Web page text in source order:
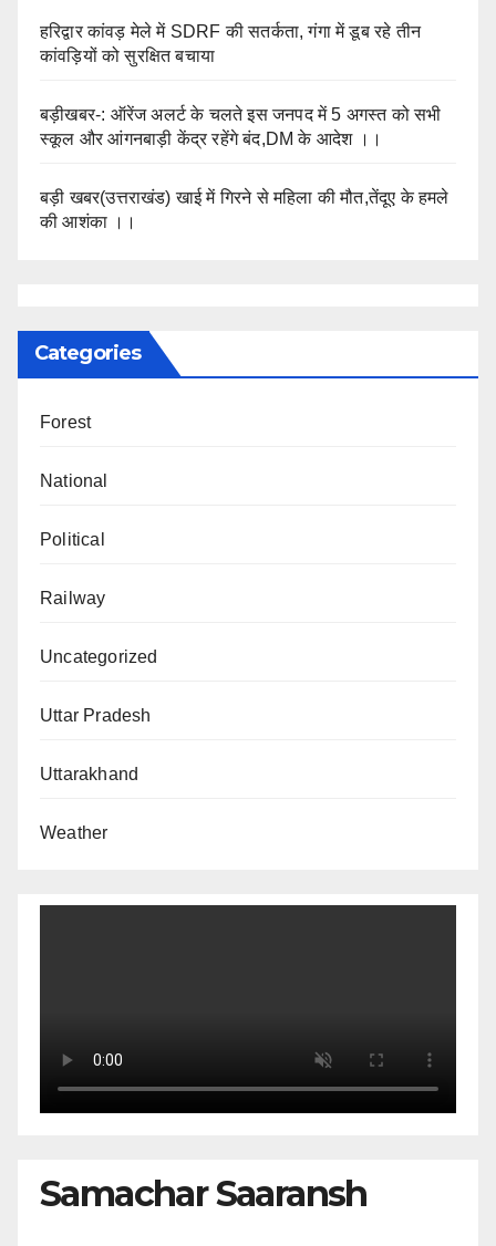
हरिद्वार कांवड़ मेले में SDRF की सतर्कता, गंगा में डूब रहे तीन
कांवड़ियों को सुरक्षित बचाया
बड़ीखबर-: ऑरेंज अलर्ट के चलते इस जनपद में 5 अगस्त को सभी
स्कूल और आंगनबाड़ी केंद्र रहेंगे बंद,DM के आदेश ।।
बड़ी खबर(उत्तराखंड) खाई में गिरने से महिला की मौत,तेंदूए के हमले
की आशंका ।।
Categories
Forest
National
Political
Railway
Uncategorized
Uttar Pradesh
Uttarakhand
Weather
Samachar Saaransh